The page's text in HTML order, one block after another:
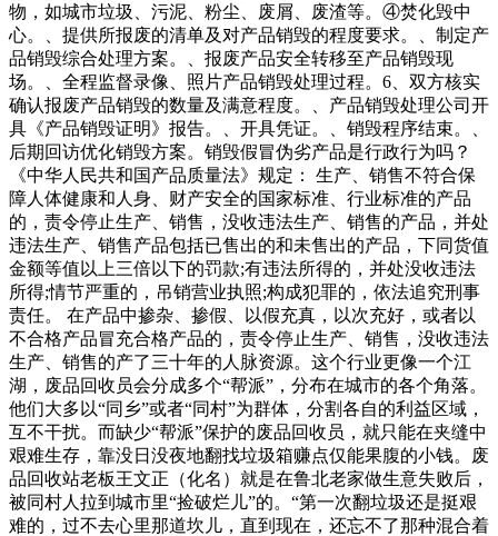
物，如城市垃圾、污泥、粉尘、废屑、废渣等。④焚化毁中
心。、提供所报废的清单及对产品销毁的程度要求。、制定产
品销毁综合处理方案。、报废产品安全转移至产品销毁现
场。、全程监督录像、照片产品销毁处理过程。6、双方核实
确认报废产品销毁的数量及满意程度。、产品销毁处理公司开
具《产品销毁证明》报告。、开具凭证。、销毁程序结束。、
后期回访优化销毁方案。销毁假冒伪劣产品是行政行为吗？
《中华人民共和国产品质量法》规定： 生产、销售不符合保
障人体健康和人身、财产安全的国家标准、行业标准的产品
的，责令停止生产、销售，没收违法生产、销售的产品，并处
违法生产、销售产品包括已售出的和未售出的产品，下同货值
金额等值以上三倍以下的罚款;有违法所得的，并处没收违法
所得;情节严重的，吊销营业执照;构成犯罪的，依法追究刑事
责任。 在产品中掺杂、掺假、以假充真，以次充好，或者以
不合格产品冒充合格产品的，责令停止生产、销售，没收违法
生产、销售的产了三十年的人脉资源。这个行业更像一个江
湖，废品回收员会分成多个“帮派”，分布在城市的各个角落。
他们大多以“同乡”或者“同村”为群体，分割各自的利益区域，
互不干扰。而缺少“帮派”保护的废品回收员，就只能在夹缝中
艰难生存，靠没日没夜地翻找垃圾箱赚点仅能果腹的小钱。废
品回收站老板王文正（化名）就是在鲁北老家做生意失败后，
被同村人拉到城市里“捡破烂儿”的。“第一次翻垃圾还是挺艰
难的，过不去心里那道坎儿，直到现在，还忘不了那种混合着